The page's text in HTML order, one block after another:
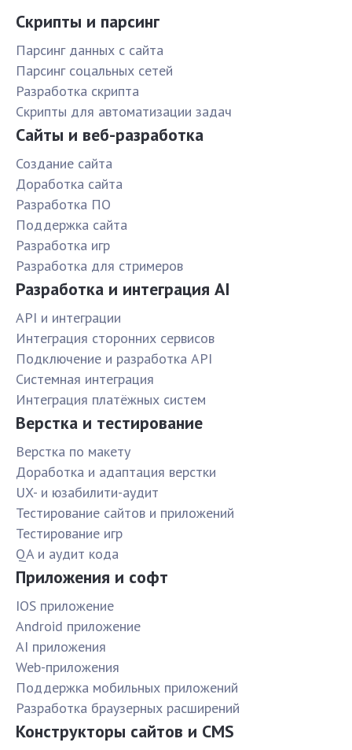
Скрипты и парсинг
Парсинг данных с сайта
Парсинг соцальных сетей
Разработка скрипта
Скрипты для автоматизации задач
Сайты и веб-разработка
Создание сайта
Доработка сайта
Разработка ПО
Поддержка сайта
Разработка игр
Разработка для стримеров
Разработка и интеграция AI
API и интеграции
Интеграция сторонних сервисов
Подключение и разработка API
Системная интеграция
Интеграция платёжных систем
Верстка и тестирование
Верстка по макету
Доработка и адаптация верстки
UX- и юзабилити-аудит
Тестирование сайтов и приложений
Тестирование игр
QA и аудит кода
Приложения и софт
IOS приложение
Android приложение
AI приложения
Web-приложения
Поддержка мобильных приложений
Разработка браузерных расширений
Конструкторы сайтов и CMS